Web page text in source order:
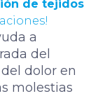
de tejidos
a
del
dolor en
molestias